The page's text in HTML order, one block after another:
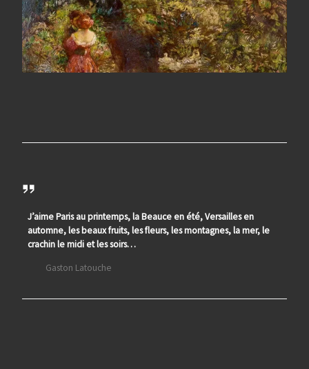
J’aime Paris au printemps, la Beauce en été, Versailles en
automne, les beaux fruits, les fleurs, les montagnes, la mer, le
crachin le midi et les soirs…
Gaston Latouche